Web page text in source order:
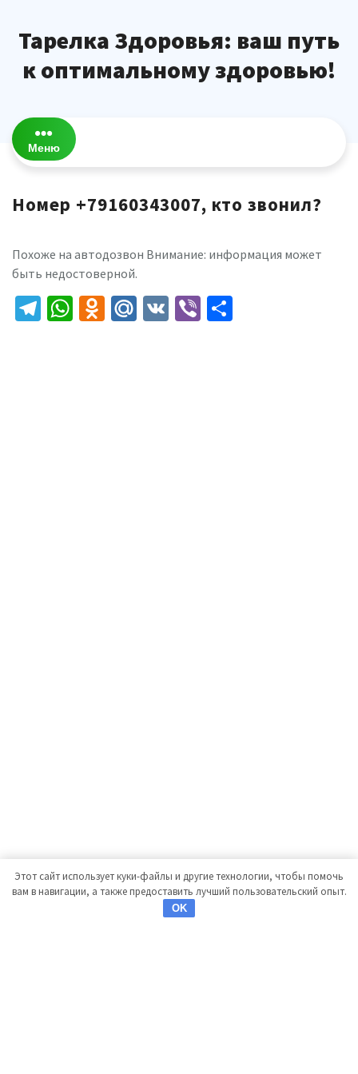
содержимому
Тарелка Здоровья: ваш путь
к оптимальному здоровью!
Меню
Номер +79160343007, кто звонил?
Похоже на автодозвон Внимание: информация может
быть недостоверной.
Telegram
WhatsApp
Odnoklassniki
Mail.Ru
VK Viber
Этот сайт использует куки-файлы и другие технологии, чтобы помочь
вам в навигации, а также предоставить лучший пользовательский опыт.
OK